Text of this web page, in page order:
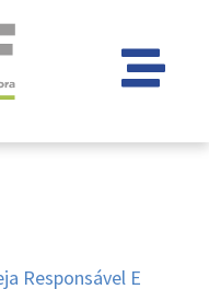
Responsável E